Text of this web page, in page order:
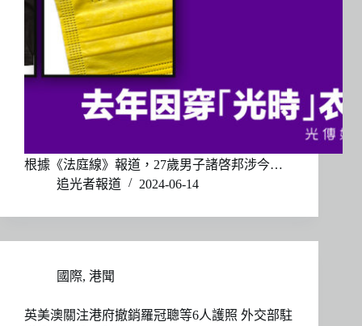
根據《法庭線》報道，27歲男子諸啓邦涉今…
追光者報道
2024-06-14
國際, 港聞
英美澳關注港府撤銷羅冠聰等6人護照 外交部駐